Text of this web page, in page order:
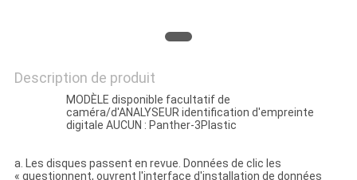
Description de produit
MODÈLE disponible facultatif de
caméra/d'ANALYSEUR identification d'empreinte
digitale AUCUN : Panther-3Plastic
a. Les disques passent en revue. Données de clic les
« questionnent, ouvrent l'interface d'installation de données